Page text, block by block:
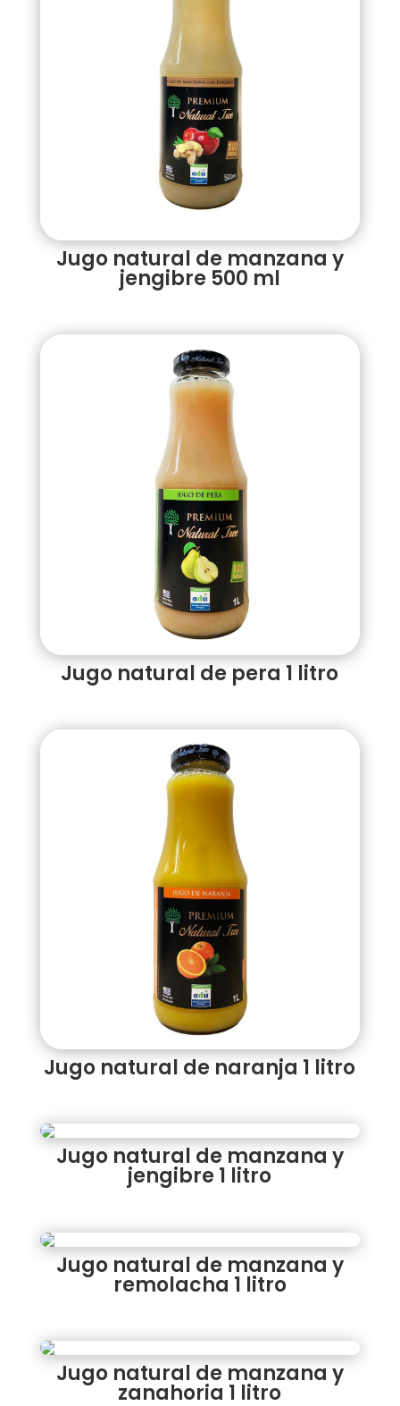
Jugo natural de manzana y
jengibre 500 ml
Jugo natural de pera 1 litro
Jugo natural de naranja 1 litro
Jugo natural de manzana y
jengibre 1 litro
Jugo natural de manzana y
remolacha 1 litro
Jugo natural de manzana y
zanahoria 1 litro